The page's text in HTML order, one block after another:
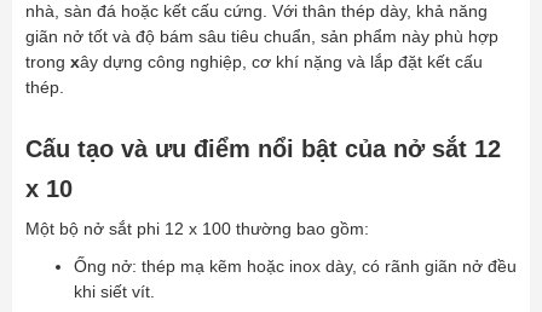
nhà, sàn đá hoặc kết cấu cứng. Với thân thép dày, khả năng
giãn nở tốt và độ bám sâu tiêu chuẩn, sản phẩm này phù hợp
trong xây dựng công nghiệp, cơ khí nặng và lắp đặt kết cấu
thép.
Cấu tạo và ưu điểm nổi bật của nở sắt 12
x 10
Một bộ nở sắt phi 12 x 100 thường bao gồm:
Ống nở: thép mạ kẽm hoặc inox dày, có rãnh giãn nở đều
khi siết vít.